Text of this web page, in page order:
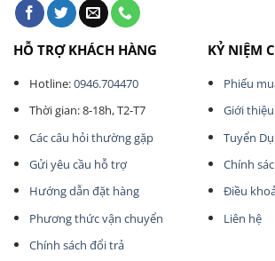
HỖ TRỢ KHÁCH HÀNG
Hotline:0946.704470
Thời gian: 8-18h, T2-T7
Các câu hỏi thường gặp
Gửi yêu cầu hỗ trợ
Hướng dẫn đặt hàng
Phương thức vận chuyển
Chính sách đổi trả
KỶ NIỆM
Phiếu
Giới thiệu
Tuyển
Chính
Điều
Liên hệ